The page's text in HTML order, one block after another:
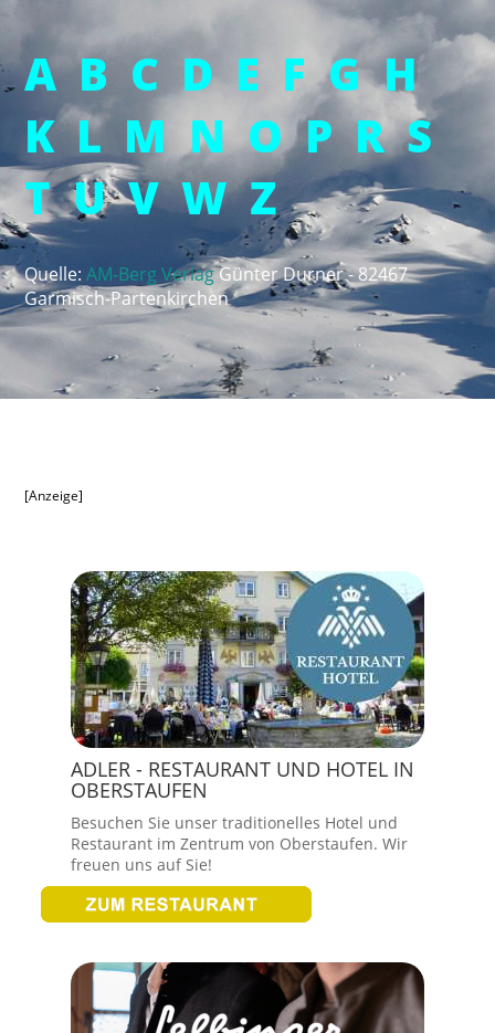
A B C D E F G H
K L M N O P R S
T U V W Z
Quelle:AM-Berg VerlagGünter Durner -82467
Garmisch-Partenkirchen
[Anzeige]
ADLER - RESTAURANT UND HOTEL IN
OBERSTAUFEN
Besuchen Sie unser traditionelles Hotel und
Restaurant im Zentrum von Oberstaufen. Wir
freuen uns auf Sie!